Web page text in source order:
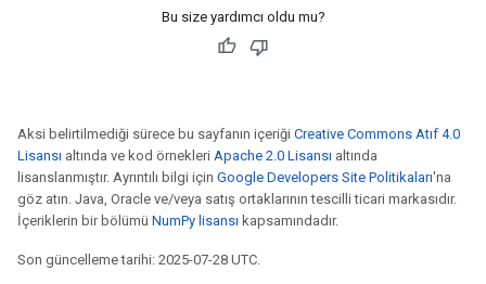
Bu size yardımcı oldu mu?
Aksi belirtilmediği sürece bu sayfanın içeriği Creative Commons Atıf 4.0
Lisansı altında ve kod örnekleri Apache 2.0 Lisansı altında
lisanslanmıştır. Ayrıntılı bilgi için Google Developers Site Politikaları'na
göz atın. Java, Oracle ve/veya satış ortaklarının tescilli ticari markasıdır.
İçeriklerin bir bölümü NumPy lisansı kapsamındadır.
Son güncelleme tarihi: 2025-07-28 UTC.